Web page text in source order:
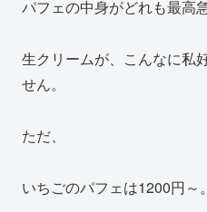
パフェの中身がどれも最高
生クリームが、こんなに私
せん。
ただ、
いちごのパフェは1200円～。